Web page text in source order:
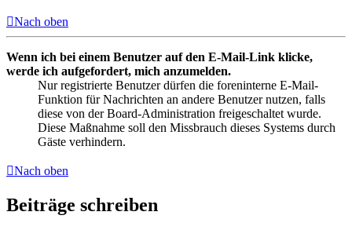
Nach oben
Wenn ich bei einem Benutzer auf den E-Mail-Link klicke,
werde ich aufgefordert, mich anzumelden.
Nur registrierte Benutzer dürfen die foreninterne E-Mail-
Funktion für Nachrichten an andere Benutzer nutzen, falls
diese von der Board-Administration freigeschaltet wurde.
Diese Maßnahme soll den Missbrauch dieses Systems durch
Gäste verhindern.
Nach oben
Beiträge schreiben